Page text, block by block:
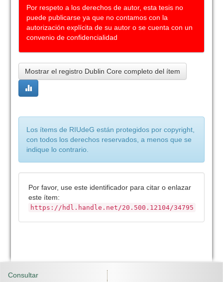
Por respeto a los derechos de autor, esta tesis no
puede publicarse ya que no contamos con la
autorización explícita de su autor o se cuenta con un
convenio de confidencialidad
Mostrar el registro Dublin Core completo del ítem
Los ítems de RIUdeG están protegidos por copyright,
con todos los derechos reservados, a menos que se
indique lo contrario.
Por favor, use este identificador para citar o enlazar
este ítem:
https://hdl.handle.net/20.500.12104/34795
Consultar